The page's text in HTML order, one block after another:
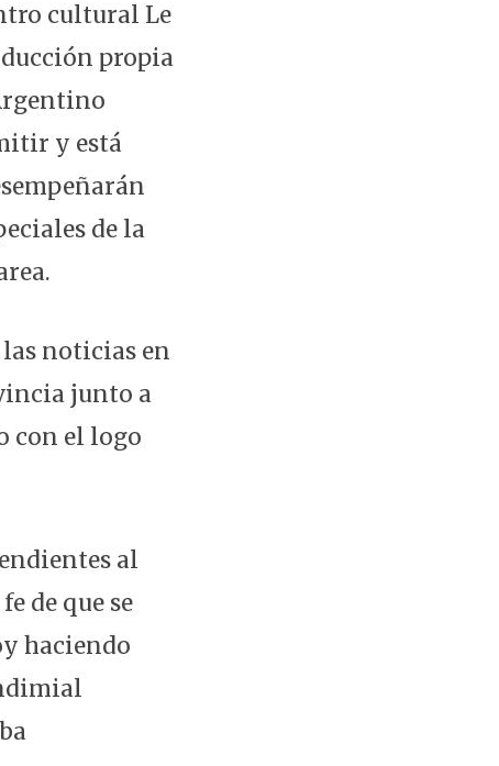
cultural Le
propia
y está
de la
noticias en
junto a
con el logo
al
de que se
haciendo